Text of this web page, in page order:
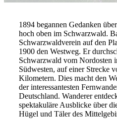
1894 begannen Gedanken
hoch oben im Schwarzwald.
Schwarzwaldverein auf den
1900 den Westweg. Er
Schwarzwald vom Nordosten
Südwesten, auf einer Strecke
Kilometern. Dies macht den
der interessantesten
Deutschland. Wanderer
spektakuläre Ausblicke über
Hügel und Täler des